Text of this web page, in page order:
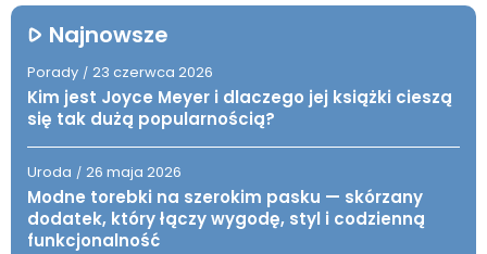
Najnowsze
Porady / 23 czerwca 2026
Kim jest Joyce Meyer i dlaczego jej książki cieszą
się tak dużą popularnością?
Uroda / 26 maja 2026
Modne torebki na szerokim pasku — skórzany
dodatek, który łączy wygodę, styl i codzienną
funkcjonalność